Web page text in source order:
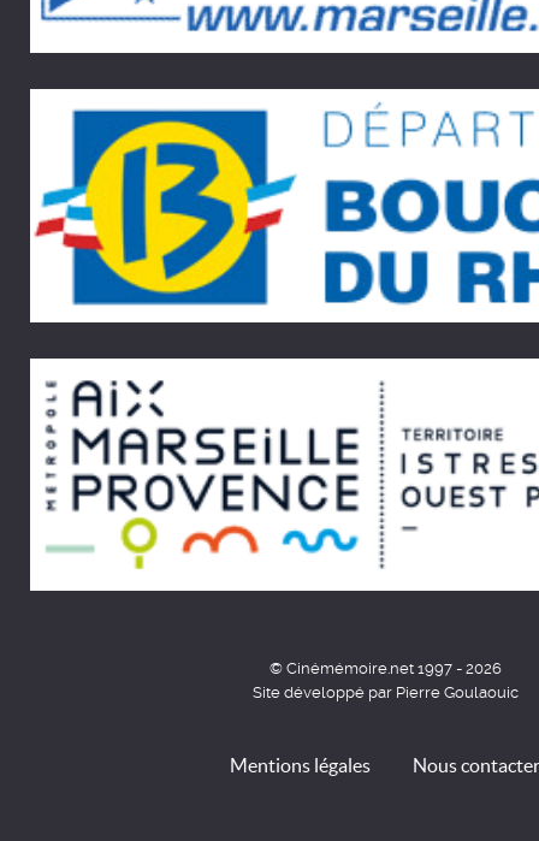
© Cinémémoire.net 1997 - 2026
Site développé par Pierre Goulaouic
Mentions légales Nous contacter